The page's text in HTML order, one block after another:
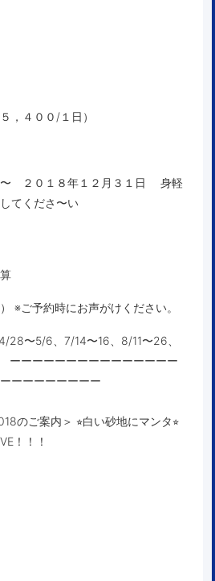
，４００/１日）
２０１８年１２月３１日
身軽
てくださ〜い
※ご予約時にお声がけください。
28〜5/6、7/14〜16、8/11〜26、
ーーーーーーーーーーーーーーー
ーーーーーーーー
のご案内＞ ⭐︎白い砂地にマンタ⭐︎
！！！